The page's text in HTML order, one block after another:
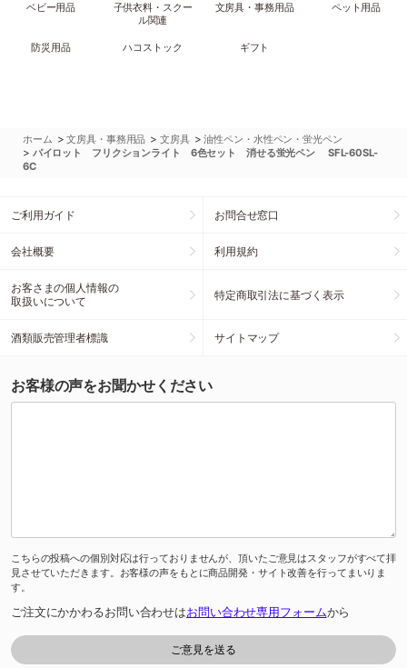
ベビー用品
子供衣料・スクー
ル関連
文房具・事務用品 ペット用品
防災用品 ハコストック ギフト
ホーム >文房具・事務用品 >文房具 >油性ペン・水性ペン・蛍光ペン
> パイロット フリクションライト 6色セット 消せる蛍光ペン SFL-60SL-
6C
ご利用ガイド お問合せ窓口
会社概要 利用規約
お客さまの個人情報の
取扱いについて
特定商取引法に基づく表示
酒類販売管理者標識 サイトマップ
お客様の声をお聞かせください
こちらの投稿への個別対応は行っておりませんが、頂いたご意見はスタッフがすべて拝
見させていただきます。お客様の声をもとに商品開発・サイト改善を行ってまいりま
す。
ご注文にかかわるお問い合わせはお問い合わせ専用フォームから